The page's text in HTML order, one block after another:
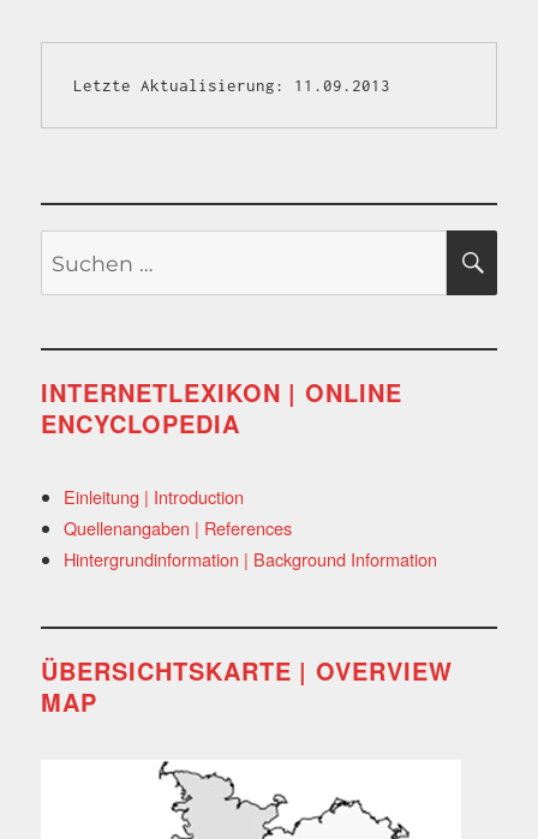
Letzte Aktualisierung: 11.09.2013
nach:
INTERNETLEXIKON | ONLINE
ENCYCLOPEDIA
Einleitung | Introduction
Quellenangaben | References
Hintergrundinformation | Background Information
ÜBERSICHTSKARTE | OVERVIEW
MAP